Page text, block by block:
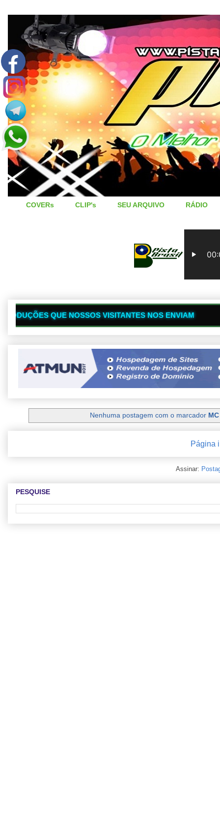
COVERs CLIP's SEU ARQUIVO RÁDIO
NOSSOS VISITANTES NOS ENVIAM 🔥
Nenhuma postagem com o marcador
Página
Assinar:
PESQUISE